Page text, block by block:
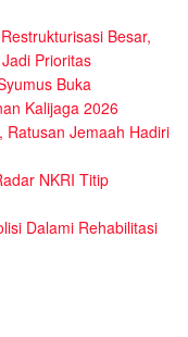
Besar,
Prioritas
Buka
Kalijaga 2026
Ratusan Jemaah Hadiri
NKRI Titip
Dalami Rehabilitasi